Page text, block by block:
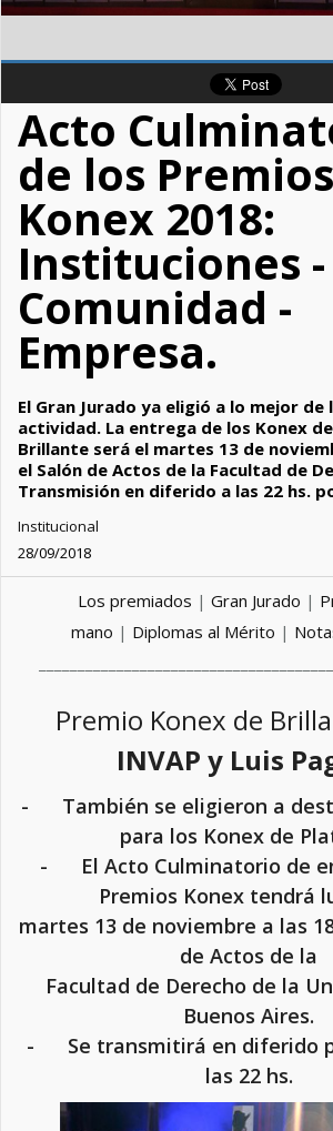
Acto
de los Premios
Konex 2018:
Instituciones -
Comunidad -
Empresa.
El Gran Jurado ya eligió a lo mejor de
actividad. La entrega de los Konex
Brillante será el martes 13 de
el Salón de Actos de la Facultad de
Transmisión en diferido a las 22 hs.
Institucional
28/09/2018
Los premiados | Gran Jurado |
mano | Diplomas al Mérito |
Premio Konex de
INVAP y Luis
- También se eligieron a
para los Konex de
- El Acto Culminatorio de
Premios Konex tendrá
martes 13 de noviembre a las
de Actos de la
Facultad de Derecho de la
Buenos Aires.
- Se transmitirá en diferido
las 22 hs.